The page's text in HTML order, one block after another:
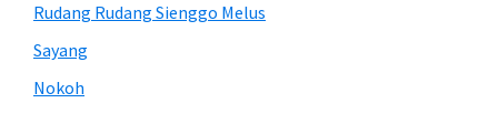
Rudang Rudang Sienggo Melus
Sayang
Nokoh